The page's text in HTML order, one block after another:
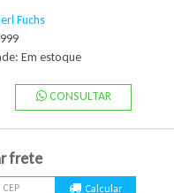
Fuchs
Em estoque
CONSULTAR
frete